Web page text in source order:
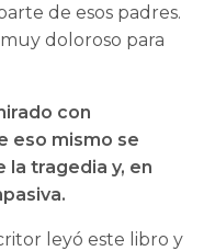
de esos padres.
doloroso para
con
eso mismo se
tragedia y, en
leyó este libro y